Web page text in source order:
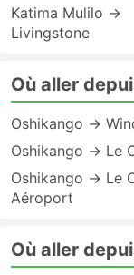
Katima Mulilo →
Livingstone
Où aller
Oshikango →
Oshikango → Le
Oshikango → Le
Aéroport
Où aller